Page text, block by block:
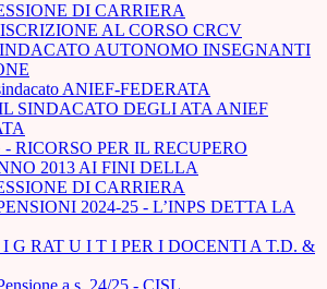
DI CARRIERA
AL CORSO CRCV
AUTONOMO INSEGNANTI
ANIEF-FEDERATA
SINDACATO DEGLI ATA ANIEF
RICORSO PER IL RECUPERO
2013 AI FINI DELLA
DI CARRIERA
2024-25 - L’INPS DETTA LA
I G RAT U I T I PER I DOCENTI A T.D. &